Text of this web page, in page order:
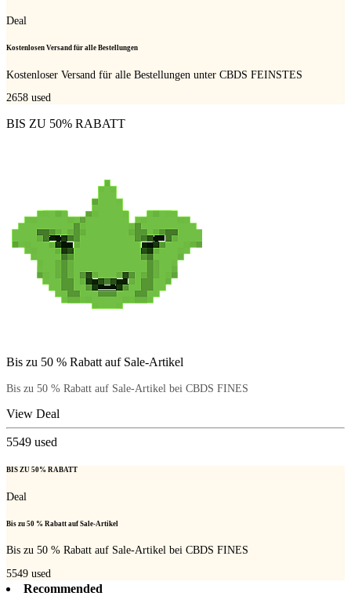
Deal
Kostenlosen Versand für alle Bestellungen
Kostenloser Versand für alle Bestellungen unter CBDS FEINSTES
2658 used
BIS ZU 50% RABATT
Bis zu 50 % Rabatt auf Sale-Artikel
Bis zu 50 % Rabatt auf Sale-Artikel bei CBDS FINES
View Deal
5549 used
BIS ZU 50% RABATT
Deal
Bis zu 50 % Rabatt auf Sale-Artikel
Bis zu 50 % Rabatt auf Sale-Artikel bei CBDS FINES
5549 used
Recommended